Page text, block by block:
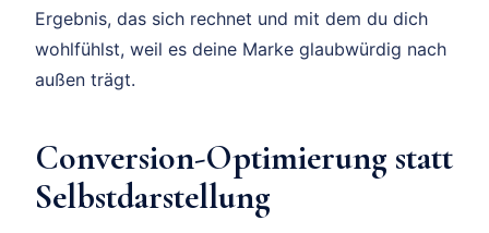
Ergebnis, das sich rechnet und mit dem du dich
wohlfühlst, weil es deine Marke glaubwürdig nach
außen trägt.
Conversion-Optimierung statt
Selbstdarstellung